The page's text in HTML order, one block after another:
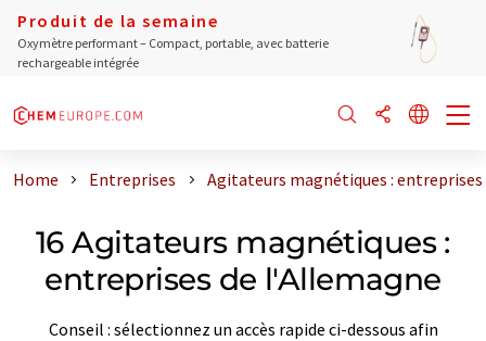
Produit de la semaine
Oxymètre performant – Compact, portable, avec batterie
rechargeable intégrée
Home Entreprises Agitateurs magnétiques :
16 Agitateurs magnétiques :
entreprises de l'Allemagne
Conseil : sélectionnez un accès rapide ci-dessous afin